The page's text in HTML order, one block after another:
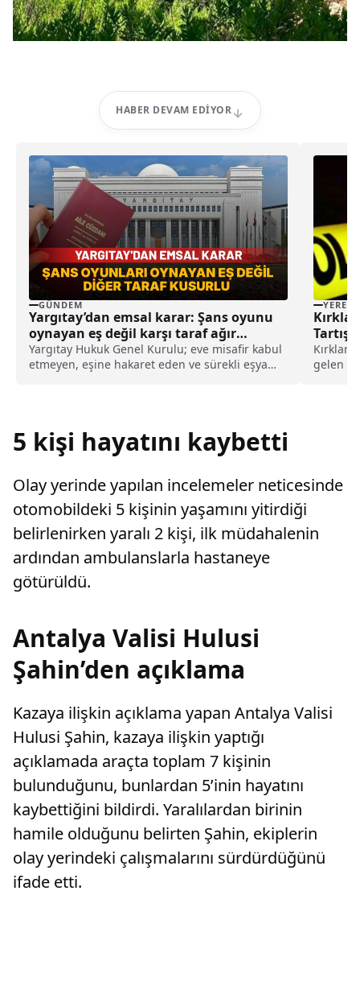
HABER DEVAM EDIYOR
GÜNDEM
Yargıtay’dan emsal karar: Şans oyunu
oynayan eş değil karşı taraf ağır
kusurlu sayıldı
Yargıtay Hukuk Genel Kurulu; eve misafir kabul
etmeyen, eşine hakaret eden ve sürekli eşya
YEREL
Zanlı
gelen
5 kişi hayatını kaybetti
Olay yerinde yapılan incelemeler neticesinde
otomobildeki 5 kişinin yaşamını yitirdiği
belirlenirken yaralı 2 kişi, ilk müdahalenin
ardından ambulanslarla hastaneye
götürüldü.
Antalya Valisi Hulusi
Şahin’den açıklama
Kazaya ilişkin açıklama yapan Antalya Valisi
Hulusi Şahin, kazaya ilişkin yaptığı
açıklamada araçta toplam 7 kişinin
bulunduğunu, bunlardan 5’inin hayatını
kaybettiğini bildirdi. Yaralılardan birinin
hamile olduğunu belirten Şahin, ekiplerin
olay yerindeki çalışmalarını sürdürdüğünü
ifade etti.